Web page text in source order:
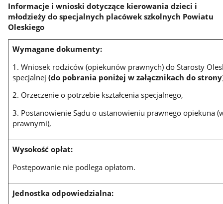
Informacje i wnioski dotyczące kierowania dzieci i
młodzieży do specjalnych placówek szkolnych Powiatu
Oleskiego
Wymagane dokumenty:
1. Wniosek rodziców (opiekunów prawnych) do Starosty
specjalnej (do pobrania poniżej w załącznikach do
2. Orzeczenie o potrzebie kształcenia specjalnego,
3. Postanowienie Sądu o ustanowieniu prawnego opiekuna
prawnymi),
Wysokość opłat:
Postępowanie nie podlega opłatom.
Jednostka odpowiedzialna: